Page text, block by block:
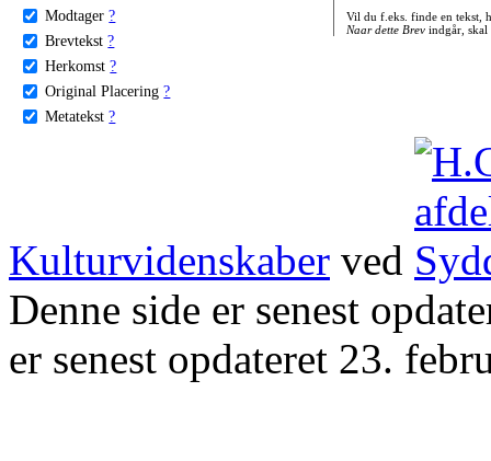
Modtager ?
Brevtekst ?
Herkomst ?
Original Placering ?
Metatekst ?
Vil du f.eks. finde en tekst,
Naar dette Brevindgår, skal
Kulturvidenskaber ved
Denne side er senest
er senest opdateret 23.